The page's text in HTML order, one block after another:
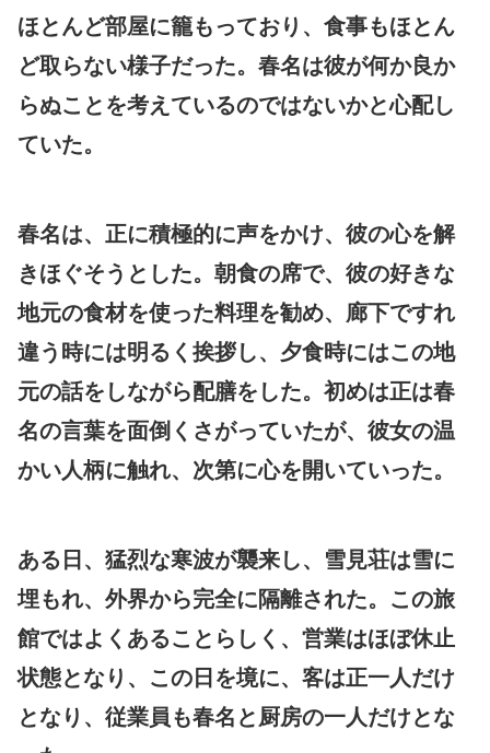
ほとんど部屋に籠もっており、食事もほとん
ど取らない様子だった。春名は彼が何か良か
らぬことを考えているのではないかと心配し
ていた。
春名は、正に積極的に声をかけ、彼の心を解
きほぐそうとした。朝食の席で、彼の好きな
地元の食材を使った料理を勧め、廊下ですれ
違う時には明るく挨拶し、夕食時にはこの地
元の話をしながら配膳をした。初めは正は春
名の言葉を面倒くさがっていたが、彼女の温
かい人柄に触れ、次第に心を開いていった。
ある日、猛烈な寒波が襲来し、雪見荘は雪に
埋もれ、外界から完全に隔離された。この旅
館ではよくあることらしく、営業はほぼ休止
状態となり、この日を境に、客は正一人だけ
となり、従業員も春名と厨房の一人だけとな